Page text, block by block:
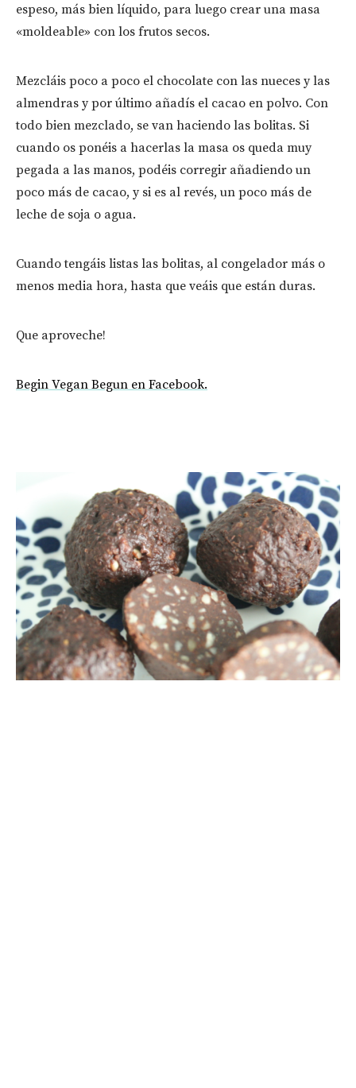
espeso, más bien líquido, para luego crear una masa
«moldeable» con los frutos secos.
Mezcláis poco a poco el chocolate con las nueces y las
almendras y por último añadís el cacao en polvo. Con
todo bien mezclado, se van haciendo las bolitas. Si
cuando os ponéis a hacerlas la masa os queda muy
pegada a las manos, podéis corregir añadiendo un
poco más de cacao, y si es al revés, un poco más de
leche de soja o agua.
Cuando tengáis listas las bolitas, al congelador más o
menos media hora, hasta que veáis que están duras.
Que aproveche!
Begin Vegan Begun en Facebook.